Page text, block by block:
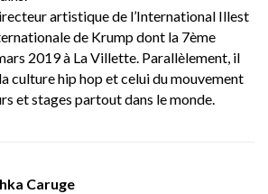
artistique de l’International Illest
de Krump dont la 7ème
2019 à La Villette. Parallèlement, il
culture hip hop et celui du mouvement
et stages partout dans le monde.
Caruge